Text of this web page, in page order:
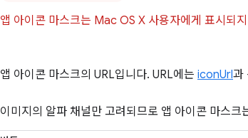
앱 아이콘 마스크는 Mac OS X 사용자에게 표시되
앱 아이콘 마스크의 URL입니다. URL에는 iconUrl과
이미지의 알파 채널만 고려되므로 앱 아이콘 마스크